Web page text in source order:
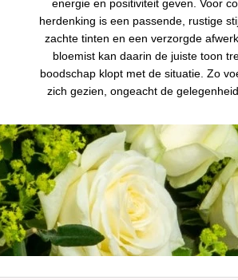
energie en positiviteit geven. Voor
herdenking is een passende, rustige
zachte tinten en een verzorgde
bloemist kan daarin de juiste toon
boodschap klopt met de situatie. Zo
zich gezien, ongeacht de